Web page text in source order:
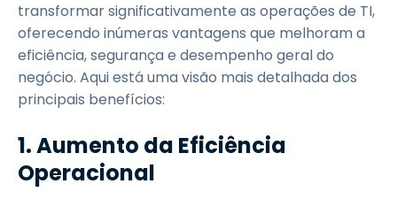
transformar significativamente as operações de TI,
oferecendo inúmeras vantagens que melhoram a
eficiência, segurança e desempenho geral do
negócio. Aqui está uma visão mais detalhada dos
principais benefícios:
1. Aumento da Eficiência
Operacional